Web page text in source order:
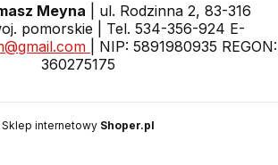
Meyna | ul. Rodzinna 2, 83-316
pomorskie | Tel. 534-356-924 E-
| NIP: 5891980935 REGON:
360275175
Sklep internetowy Shoper.pl